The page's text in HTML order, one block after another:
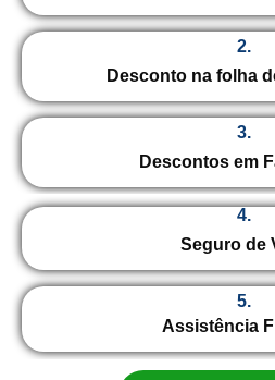
2.
Desconto na folha
3.
Descontos em
4.
Seguro de
5.
Assistência